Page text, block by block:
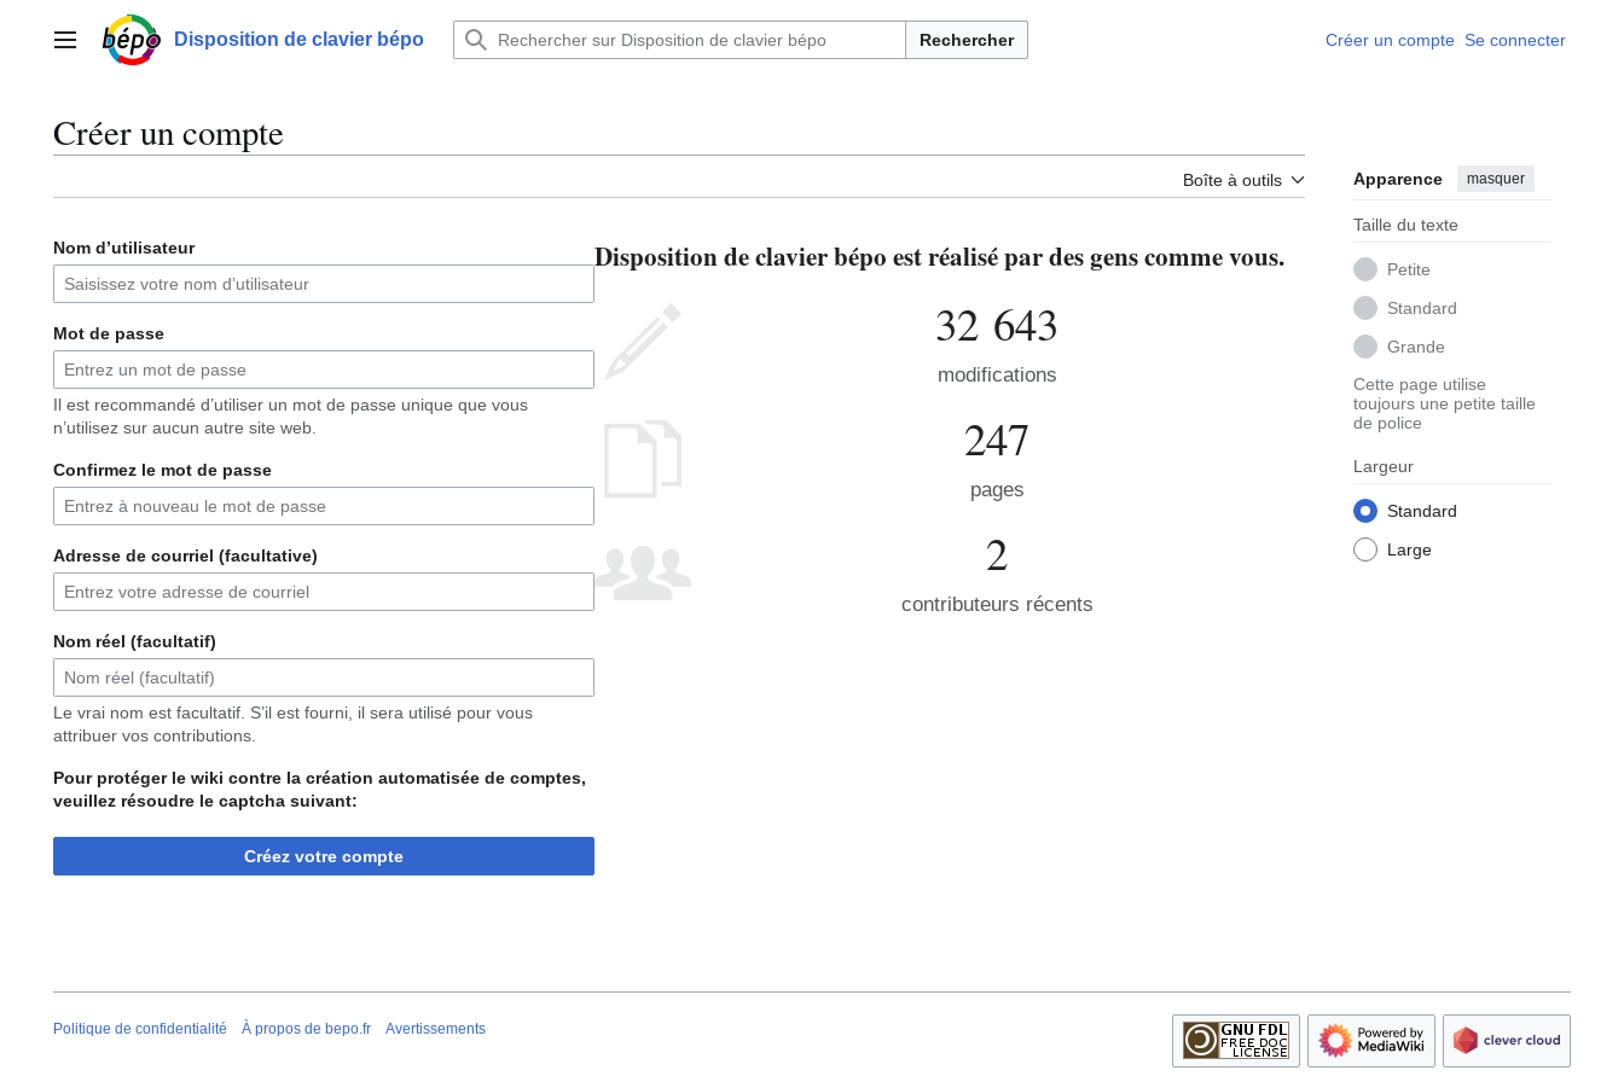
contenuMenu principalDisposition de clavier bépo Rechercher Créer un compte Se connecter
Créer un compte
Boîte à outils Apparence masquer
Taille du texte
Petite
Standard
Grande
Cette page utilise
toujours une petite taille
de police
Largeur
Standard
Large
Nom d’utilisateur
Mot de passe
Il est recommandé d’utiliser un mot de passe unique que vous
n’utilisez sur aucun autre site web.
Confirmez le mot de passe
Adresse de courriel (facultative)
Nom réel (facultatif)
Le vrai nom est facultatif. S’il est fourni, il sera utilisé pour vous
attribuer vos contributions.
Pour protéger le wiki contre la création automatisée de comptes,
veuillez résoudre le captcha suivant:
Créez votre compte
Disposition de clavier bépo est réalisé par des gens comme vous.
32 643
modifications
247
pages
2
contributeurs récents
Politique de confidentialité À propos de bepo.fr Avertissements